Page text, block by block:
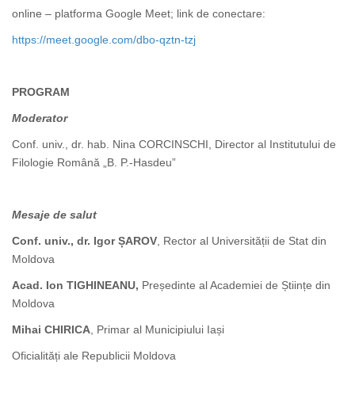
online – platforma Google Meet; link de conectare:
https://meet.google.com/dbo-qztn-tzj
PROGRAM
Moderator
Conf. univ., dr. hab. Nina CORCINSCHI, Director al Institutului de
Filologie Română „B. P.-Hasdeu”
Mesaje de salut
Conf. univ., dr. Igor ȘAROV , Rector al Universității de Stat din
Moldova
Acad. Ion TIGHINEANU, Președinte al Academiei de Științe din
Moldova
Mihai CHIRICA , Primar al Municipiului Iași
Oficialități ale Republicii Moldova